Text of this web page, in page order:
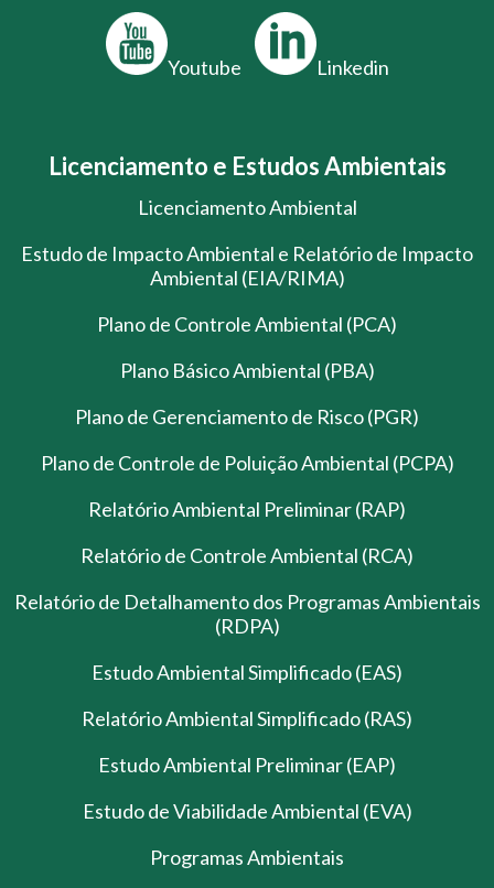
Youtube Linkedin
Licenciamento e Estudos Ambientais
Licenciamento Ambiental
Estudo de Impacto Ambiental e Relatório de Impacto
Ambiental (EIA/RIMA)
Plano de Controle Ambiental (PCA)
Plano Básico Ambiental (PBA)
Plano de Gerenciamento de Risco (PGR)
Plano de Controle de Poluição Ambiental (PCPA)
Relatório Ambiental Preliminar (RAP)
Relatório de Controle Ambiental (RCA)
Relatório de Detalhamento dos Programas Ambientais
(RDPA)
Estudo Ambiental Simplificado (EAS)
Relatório Ambiental Simplificado (RAS)
Estudo Ambiental Preliminar (EAP)
Estudo de Viabilidade Ambiental (EVA)
Programas Ambientais